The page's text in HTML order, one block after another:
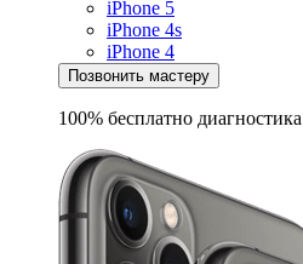
iPhone 5
iPhone 4s
iPhone 4
Позвонить мастеру
100% бесплатно диагностика